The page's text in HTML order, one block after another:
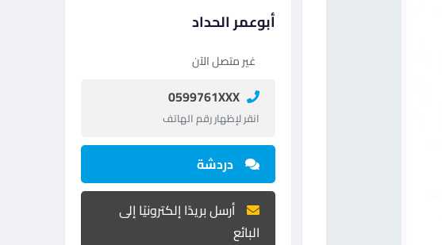
أبوعمر الحداد
غير متصل الآن
0599761XXX
انقر لإظهار رقم الهاتف
دردشة
أرسل بريدًا إلكترونيًا إلى
البائع